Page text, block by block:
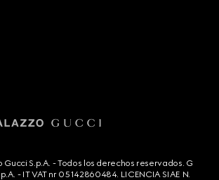
S.p.A. - Todos los derechos reservados. G
- IT VAT nr 05142860484. LICENCIA SIAE N.